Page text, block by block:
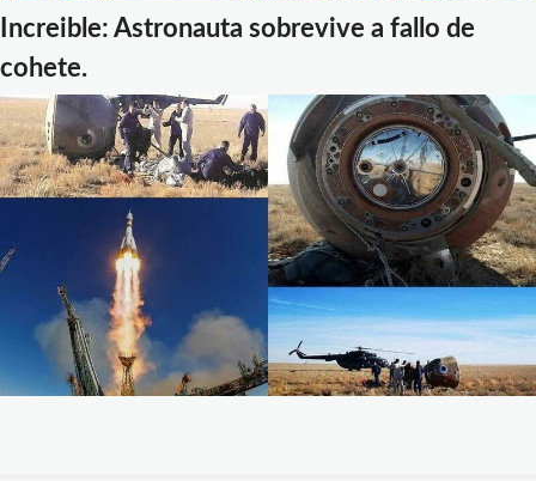
Increible: Astronauta sobrevive a fallo de
cohete.